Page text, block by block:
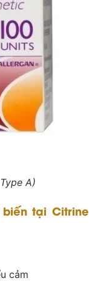
A)
tại Citrine
cảm